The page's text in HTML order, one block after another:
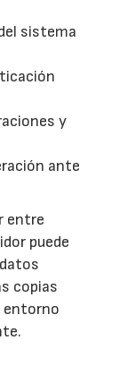
sistema
y
ante
entre
puede
copias
entorno